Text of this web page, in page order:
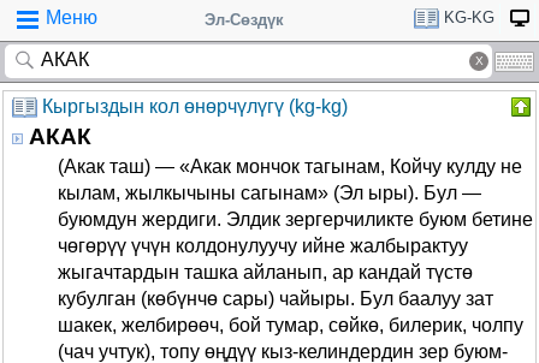
Меню Эл-Сөздүк KG-KG
Кыргыздын кол өнөрчүлүгү (kg-kg)
АКАК
(Акак таш) — «Акак мончок тагынам, Койчу кулду не
кылам, жылкычыны сагынам» (Эл ыры). Бул —
буюмдун жердиги. Элдик зергерчиликте буюм бетине
чөгөрүү үчүн колдонулуучу ийне жалбырактуу
жыгачтардын ташка айланып, ар кандай түстө
кубулган (көбүнчө сары) чайыры. Бул баалуу зат
шакек, желбирөөч, бой тумар, сөйкө, билерик, чолпу
(чач учтук), топу өңдүү кыз-келиндердин зер буюм-